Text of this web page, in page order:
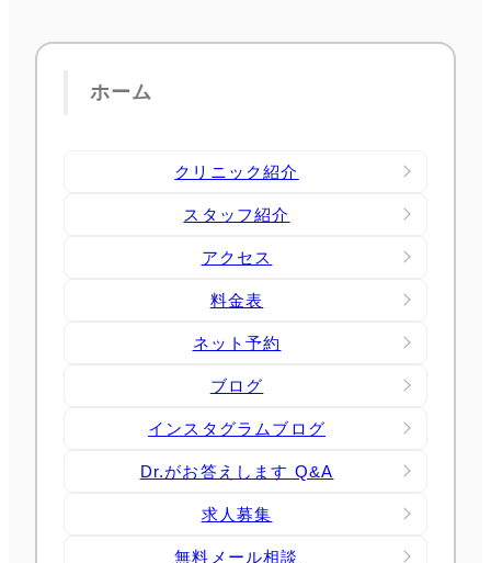
ホーム
クリニック紹介
スタッフ紹介
アクセス
料金表
ネット予約
ブログ
インスタグラムブログ
Dr.がお答えします Q&A
求人募集
無料メール相談